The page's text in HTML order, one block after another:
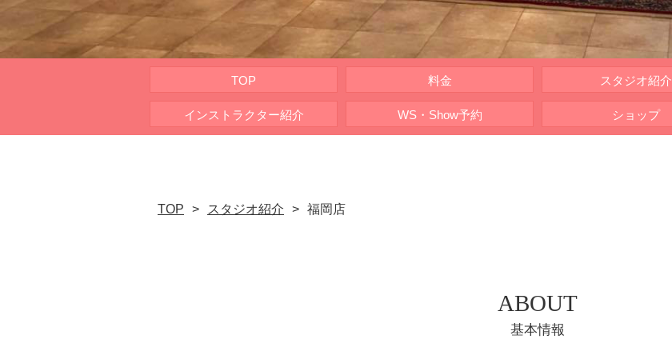
TOP 料金 スタジオ紹介
インストラクター紹介 WS・Show予約 ショップ
TOP スタジオ紹介 福岡店
基本情報
ABOUT